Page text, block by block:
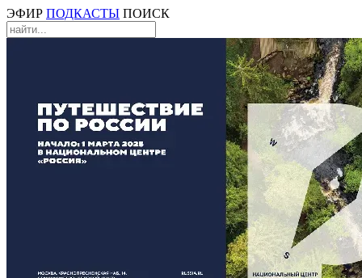
ЭФИР ПОДКАСТЫ ПОИСК